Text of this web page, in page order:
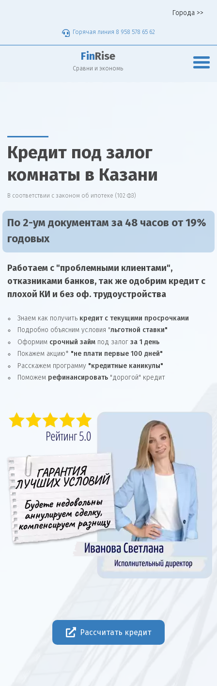
Города >>
Горячая линия 8 958 578 65 62
Fin Rise
Сравни и экономь
Кредит под залог
комнаты в Казани
В соответствии с законом об ипотеке (102 ФЗ)
По 2-ум документам за 48 часов от 19%
годовых
Работаем с "проблемными клиентами",
отказниками банков, так же одобрим кредит с
плохой КИ и без оф. трудоустройства
Знаем как получить кредит с текущими просрочками
Подробно объясним условия "льготной ставки"
Оформим срочный займ под залог за 1 день
Покажем акцию* "не плати первые 100 дней"
Расскажем программу "кредитные каникулы"
Поможем рефинансировать "дорогой" кредит
Рассчитать кредит